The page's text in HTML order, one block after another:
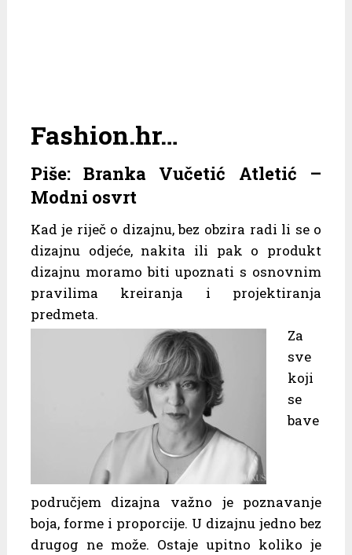
Fashion.hr…
Piše: Branka Vučetić Atletić –
Modni osvrt
Kad je riječ o dizajnu, bez obzira radi li se o
dizajnu odjeće, nakita ili pak o produkt
dizajnu moramo biti upoznati s osnovnim
pravilima kreiranja i projektiranja
predmeta.
Za
sve
koji
se
bave
područjem dizajna važno je poznavanje
boja, forme i proporcije. U dizajnu jedno bez
drugog ne može. Ostaje upitno koliko je